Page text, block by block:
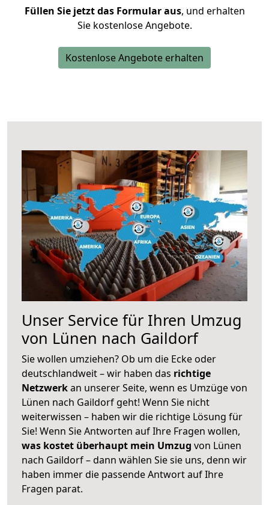
Füllen Sie jetzt das Formular aus, und erhalten
Sie kostenlose Angebote.
Kostenlose Angebote erhalten
Unser Service für Ihren Umzug
von Lünen nach Gaildorf
Sie wollen umziehen? Ob um die Ecke oder
deutschlandweit – wir haben das richtige
Netzwerkan unserer Seite, wenn es Umzüge von
Lünen nach Gaildorf geht! Wenn Sie nicht
weiterwissen – haben wir die richtige Lösung für
Sie! Wenn Sie Antworten auf Ihre Fragen wollen,
was kostet überhaupt mein Umzug von Lünen
nach Gaildorf – dann wählen Sie sie uns, denn wir
haben immer die passende Antwort auf Ihre
Fragen parat.